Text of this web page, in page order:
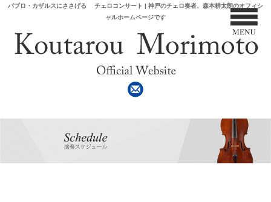
パブロ・カザルスにささげる チェロコンサート | 神戸のチェロ奏者、森本耕太朗のオフィシ
ャルホームページです